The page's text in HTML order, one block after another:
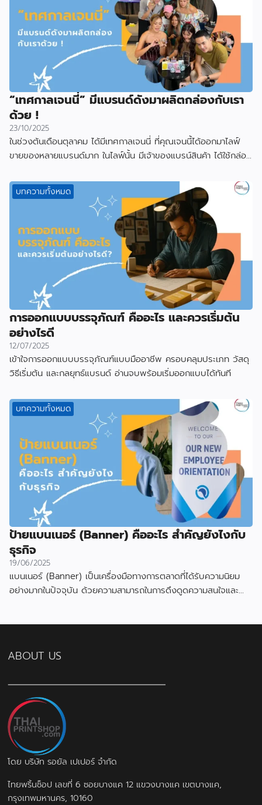
“เทศกาลเจนนี่” มีแบรนด์ดังมาผลิตกล่องกับเรา
ด้วย !
23/10/2025
ในช่วงต้นเดือนตุลาคม ได้มีเทศกาลเจนนี่ ที่คุณเจนนี้ได้ออกมาไลฟ์
ขายของหลายแบรนด์มาก ในไลฟ์นั้น มีเจ้าของแบรน์สินค้า ได้ใช้กล่อง
บทความทั้งหมด
การออกแบบบรรจุภัณฑ์ คืออะไร และควรเริ่มต้น
อย่างไรดี
12/07/2025
เข้าใจการออกแบบบรรจุภัณฑ์แบบมืออาชีพ ครอบคลุมประเภท วัสดุ
วิธีเริ่มต้น และกลยุทธ์แบรนด์ อ่านจบพร้อมเริ่มออกแบบได้ทันที
บทความทั้งหมด
ป้ายแบนเนอร์ (Banner) คืออะไร สำคัญยังไงกับ
ธุรกิจ
19/06/2025
แบนเนอร์ (Banner) เป็นเครื่องมือทางการตลาดที่ได้รับความนิยม
อย่างมากในปัจจุบัน ด้วยความสามารถในการดึงดูดความสนใจและ
ABOUT US
โดย บริษัท รอยัล เปเปอร์ จำกัด
ไทยพริ้นช็อป เลขที่ 6 ซอยบางแค 12 แขวงบางแค เขตบางแค,
กรุงเทพมหานคร, 10160